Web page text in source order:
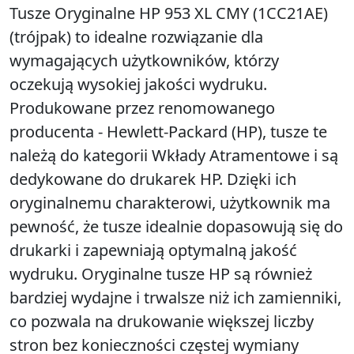
Tusze Oryginalne HP 953 XL CMY (1CC21AE)
(trójpak) to idealne rozwiązanie dla
wymagających użytkowników, którzy
oczekują wysokiej jakości wydruku.
Produkowane przez renomowanego
producenta - Hewlett-Packard (HP), tusze te
należą do kategorii Wkłady Atramentowe i są
dedykowane do drukarek HP. Dzięki ich
oryginalnemu charakterowi, użytkownik ma
pewność, że tusze idealnie dopasowują się do
drukarki i zapewniają optymalną jakość
wydruku. Oryginalne tusze HP są również
bardziej wydajne i trwalsze niż ich zamienniki,
co pozwala na drukowanie większej liczby
stron bez konieczności częstej wymiany